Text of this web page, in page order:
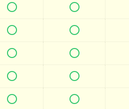
 
 
 
 
 